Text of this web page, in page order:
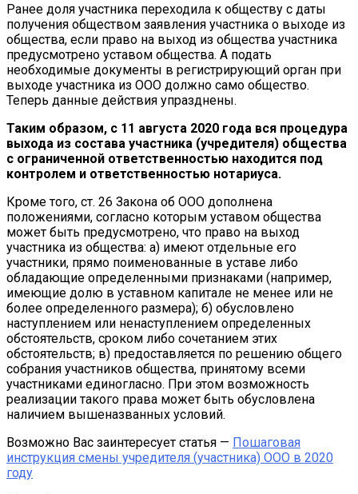
Ранее доля участника переходила к обществу с даты
получения обществом заявления участника о выходе из
общества, если право на выход из общества участника
предусмотрено уставом общества. А подать
необходимые документы в регистрирующий орган при
выходе участника из ООО должно само общество.
Теперь данные действия упразднены.
Таким образом, с 11 августа 2020 года вся процедура
выхода из состава участника (учредителя) общества
с ограниченной ответственностью находится под
контролем и ответственностью нотариуса.
Кроме того, ст. 26 Закона об ООО дополнена
положениями, согласно которым уставом общества
может быть предусмотрено, что право на выход
участника из общества: а) имеют отдельные его
участники, прямо поименованные в уставе либо
обладающие определенными признаками (например,
имеющие долю в уставном капитале не менее или не
более определенного размера); б) обусловлено
наступлением или ненаступлением определенных
обстоятельств, сроком либо сочетанием этих
обстоятельств; в) предоставляется по решению общего
собрания участников общества, принятому всеми
участниками единогласно. При этом возможность
реализации такого права может быть обусловлена
наличием вышеназванных условий.
Возможно Вас заинтересует статья — Пошаговая
инструкция смены учредителя (участника) ООО в 2020
году